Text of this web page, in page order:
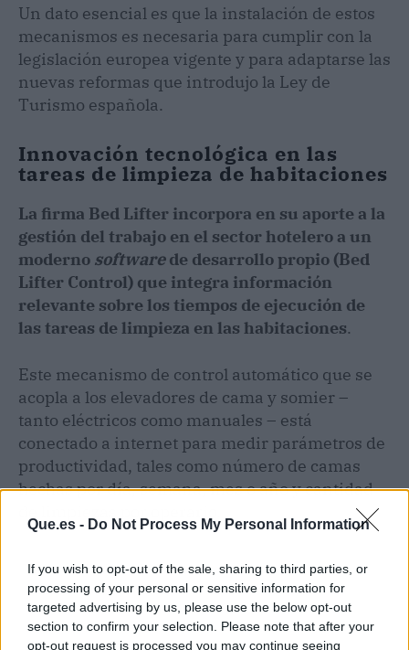
Que.es - Do Not Process My Personal Information
If you wish to opt-out of the sale, sharing to third parties, or
processing of your personal or sensitive information for
targeted advertising by us, please use the below opt-out
section to confirm your selection. Please note that after your
opt-out request is processed you may continue seeing
Un dato esencial es que la instalación de estos
mecanismos es necesaria para cumplir con la
legislación europea vigente y para adaptarse las
nuevas reformas que introdujo la Ley de
Turismo española.
Innovación tecnológica en las
tareas de limpieza de habitaciones
La firma Bed Lifter incorpora en su aporte a la
gestión del trabajo en el sector hotelero a un
moderno softwarede desarrollo propio (Bed
Lifter Control) que integra información
relevante sobre los tiempos de ejecución de
las tareas de limpieza en las habitaciones.
Este mecanismo de control automático que se
acopla a los elevadores de cama y somier –
tanto eléctricos como manuales – está
conectado a internet para medir parámetros de
productividad, tales como número de camas
hechas por día, semana, mes o año y cantidad